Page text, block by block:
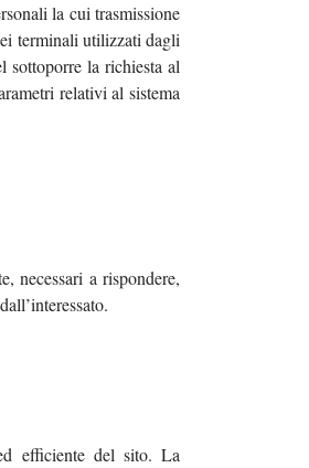
la cui trasmissione
terminali utilizzati dagli
la richiesta al
relativi al sistema
necessari a rispondere,
efficiente del sito. La